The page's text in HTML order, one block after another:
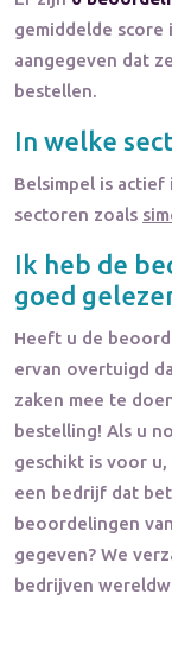
gemiddelde score
aangegeven dat
bestellen.
In welke
Belsimpel is actief
sectoren zoals
Ik heb de
goed
Heeft u de
ervan overtuigd
zaken mee te
bestelling! Als u
geschikt is voor
een bedrijf dat
beoordelingen van
gegeven? We
bedrijven